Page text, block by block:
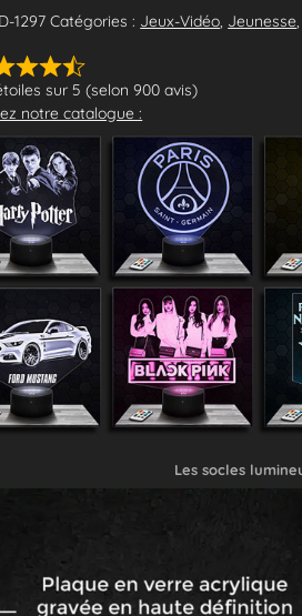
sur 5 (selon 900 avis)
notre catalogue :
1297 Catégories : Jeux-Vidéo, Jeunesse,
Les socles